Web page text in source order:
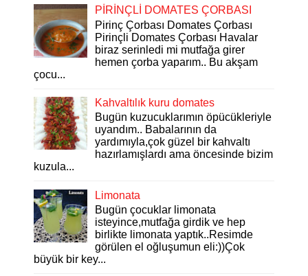
PİRİNÇLİ DOMATES ÇORBASI
Pirinç Çorbası Domates Çorbası
Pirinçli Domates Çorbası Havalar
biraz serinledi mi mutfağa girer
hemen çorba yaparım.. Bu akşam
çocu...
Kahvaltılık kuru domates
Bugün kuzucuklarımın öpücükleriyle
uyandım.. Babalarının da
yardımıyla,çok güzel bir kahvaltı
hazırlamışlardı ama öncesinde bizim
kuzula...
Limonata
Bugün çocuklar limonata
isteyince,mutfağa girdik ve hep
birlikte limonata yaptık..Resimde
görülen el oğluşumun eli:))Çok
büyük bir key...